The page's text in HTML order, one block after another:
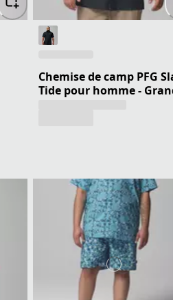
Chemise de camp PFG
Tide pour homme -